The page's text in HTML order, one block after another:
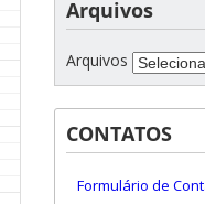
Arquivos
Arquivos
CONTATOS
Formulário de